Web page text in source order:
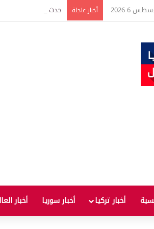
6 2026 أخبار عاجلة حدث فريد من نوعه بين
أخبار تركيا أخبار سوريا أخبار